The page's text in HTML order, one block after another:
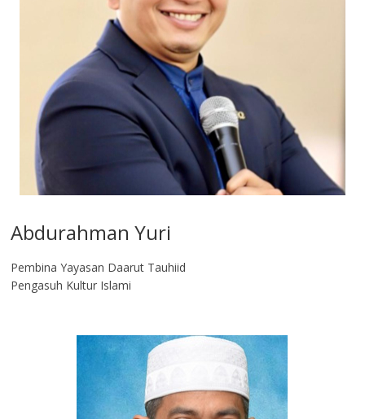
Abdurahman Yuri
Pembina Yayasan Daarut Tauhiid
Pengasuh Kultur Islami